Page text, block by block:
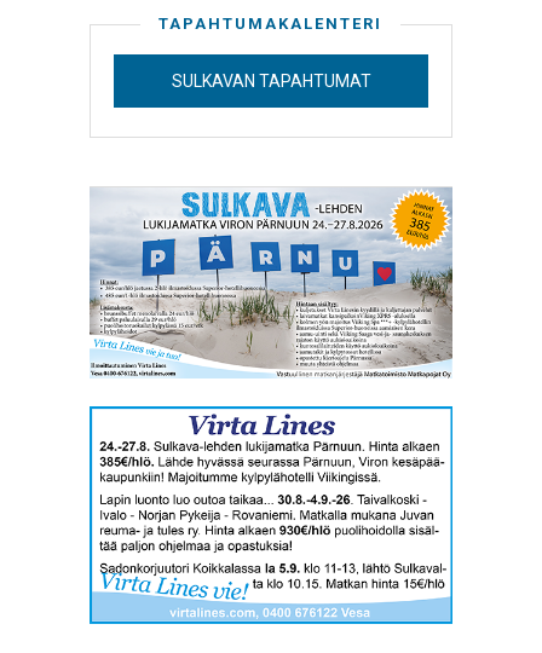
TAPAHTUMAKALENTERI
SULKAVAN TAPAHTUMAT